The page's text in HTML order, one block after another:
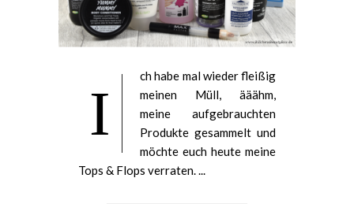
I
ch habe mal wieder fleißig
meinen Müll, ääähm,
meine aufgebrauchten
Produkte gesammelt und
möchte euch heute meine
Tops & Flops verraten. ...